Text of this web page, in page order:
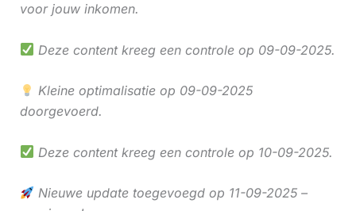
voor jouw inkomen.
Deze content kreeg een controle op 09-09-2025.
Kleine optimalisatie op 09-09-2025
doorgevoerd.
Deze content kreeg een controle op 10-09-2025.
Nieuwe update toegevoegd op 11-09-2025 –